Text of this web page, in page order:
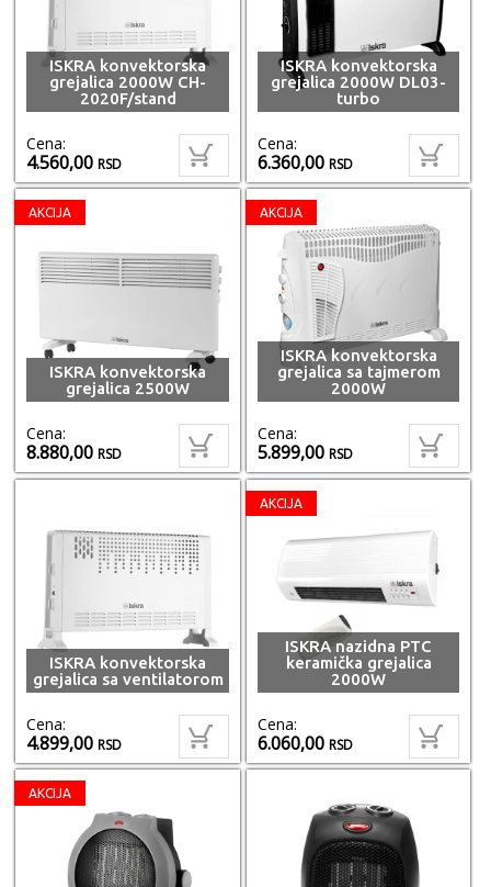
ISKRA konvektorska
grejalica 2000W CH-
2020F/stand
Cena:
4.560,00RSD
ISKRA konvektorska
grejalica 2000W DL03-
turbo
Cena:
6.360,00RSD
AKCIJA
ISKRA konvektorska
grejalica 2500W
Cena:
8.880,00RSD
AKCIJA
ISKRA konvektorska
grejalica sa tajmerom
2000W
Cena:
5.899,00RSD
ISKRA konvektorska
grejalica sa ventilatorom
Cena:
4.899,00RSD
AKCIJA
ISKRA nazidna PTC
keramička grejalica
2000W
Cena:
6.060,00RSD
AKCIJA